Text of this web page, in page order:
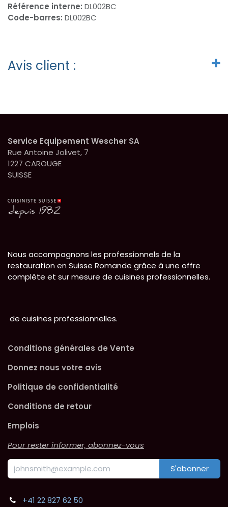
Référence interne: DL002BC
Code-barres: DL002BC
Avis client :
Service Equipement Wescher SA
Rue Antoine Jolivet, 7
1227 CAROUGE
SUISSE
Nous accompagnons les professionnels de la
restauration en Suisse Romande grâce à une offre
complète et sur mesure de cuisines professionnelles.
de cuisines professionnelles.
Conditions générales de Vente
Donnez nous votre avis
Politique de confidentialité
Conditions de retour
Emplois
Pour rester informer, abonnez-vous
S'abonner
+41 22 827 62 50